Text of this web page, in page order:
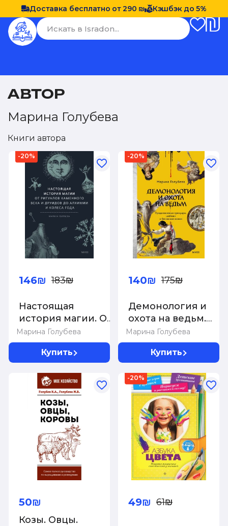
Доставка бесплатно от 290 ₪ Кэшбэк до 5%
АВТОР
Марина Голубева
Книги автора
-20%
Марина Голубева
Настоящая
история магии. От
ритуалов
каменного века и
друидов до
года
146₪ 183₪
Купить
-20%
Марина Голубева
Демонология и
охота на ведьм.
Средневековые
гримуары шабаши
и бесовские
140₪ 175₪
Купить
Козы. Овцы.
50₪
-20%
49₪ 61₪